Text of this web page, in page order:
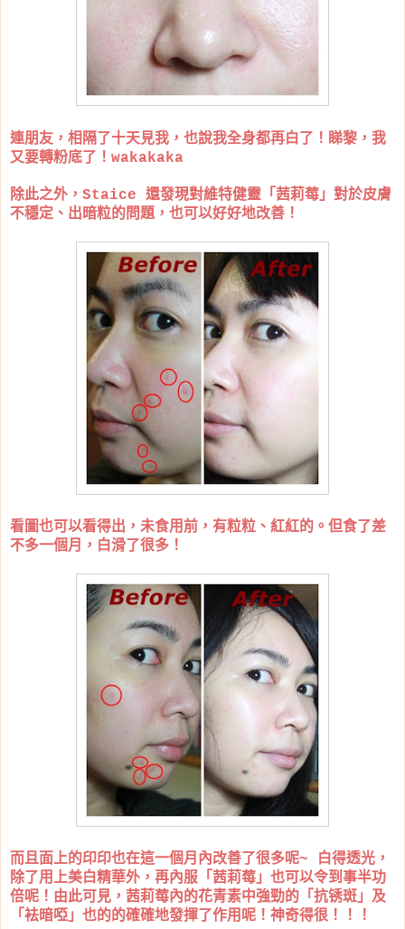
連朋友，相隔了十天見我，也說我全身都再白了！睇黎，我
又要轉粉底了！wakakaka
除此之外，Staice 還發現對維特健靈「茜莉莓」對於皮膚
不穩定、出暗粒的問題，也可以好好地改善！
看圖也可以看得出，未食用前，有粒粒、紅紅的。但食了差
不多一個月，白滑了很多！
而且面上的印印也在這一個月內改善了很多呢~ 白得透光，
除了用上美白精華外，再內服「茜莉莓」也可以令到事半功
倍呢！由此可見，茜莉莓內的花青素中強勁的「抗锈斑」及
「袪暗啞」也的的確確地發揮了作用呢！神奇得很！！！